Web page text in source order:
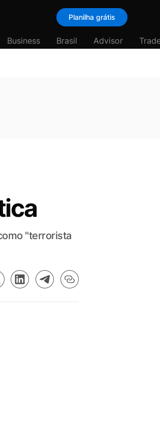
Planilha grátis
Business Brasil Advisor
"terrorista